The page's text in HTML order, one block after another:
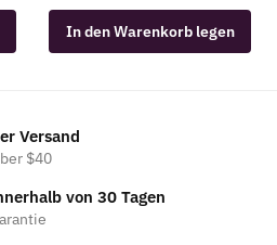
In den Warenkorb legen
Versand
$40
von 30 Tagen